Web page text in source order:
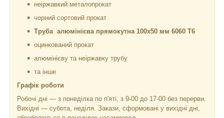
неіржавкий металопрокат
чорний сортовий прокат
Труба алюмінієва прямокутна 100х50 мм 6060 Т6
оцинкований прокат
алюмінієву та неіржавку трубу
та інше
Графік роботи
Робочі дні — з понеділка по п'яті, з 9-00 до 17-00 без перерви.
Вихідні — субота, неділя. Закази, сформовані у вихідні дні,